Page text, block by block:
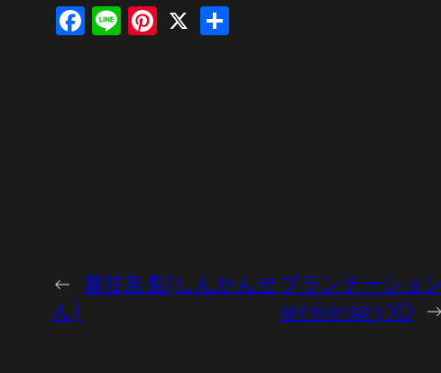
Facebook
LinePinterest
X
← 新甘泉 梨(しんかんせ
ん)
プランテーショ
anniversary XO →